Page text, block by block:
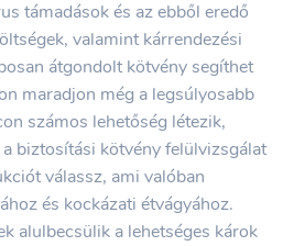
támadások és az ebből eredő
valamint kárrendezési
átgondolt kötvény segíthet
maradjon még a legsúlyosabb
számos lehetőség létezik,
biztosítási kötvény felülvizsgálat
válassz, ami valóban
és kockázati étvágyához.
alulbecsülik a lehetséges károk